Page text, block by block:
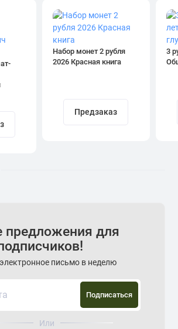
Набор монет 2 рубля
2026 Красная книга
Предзаказ
3
предложения для
письмо в неделю
Подписаться
Или